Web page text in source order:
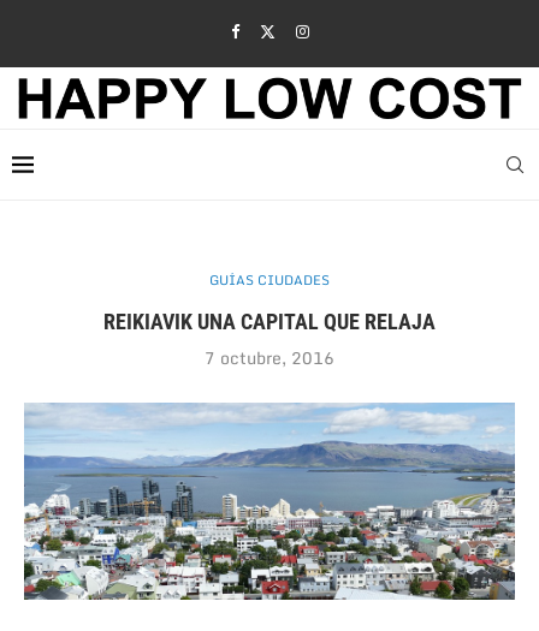
GUÍAS CIUDADES
REIKIAVIK UNA CAPITAL QUE RELAJA
7 octubre, 2016